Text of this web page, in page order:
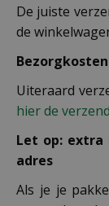
De juiste
de
Uiteraard
hier de
Let op:
adres
Als je je